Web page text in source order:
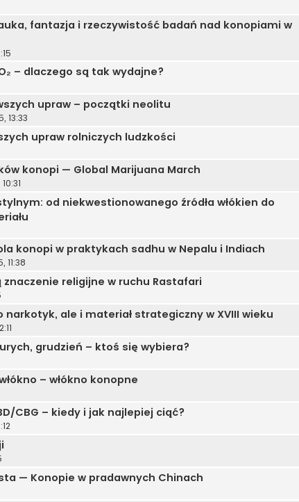
fantazja i rzeczywistość badań nad konopiami w
– dlaczego są tak wydajne?
upraw – początki neolitu
13:33
upraw rolniczych ludzkości
konopi — Global Marijuana March
od niekwestionowanego źródła włókien do
konopi w praktykach sadhu w Nepalu i Indiach
11:38
religijne w ruchu Rastafari
narkotyk, ale i materiał strategiczny w XVIII wieku
grudzień – ktoś się wybiera?
– włókno konopne
CBG – kiedy i jak najlepiej ciąć?
— Konopie w pradawnych Chinach